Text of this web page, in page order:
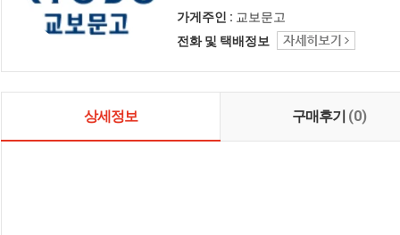
가게주인 : 교보문고
전화 및 택배정보
상세정보 구매후기 (0)